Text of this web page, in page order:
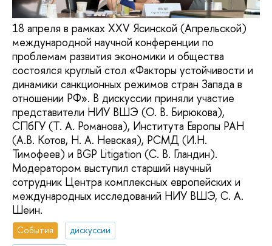
18 апреля в рамках XXV Ясинской (Апрельской)
международной научной конференции по
проблемам развития экономики и общества
состоялся круглый стол «Факторы устойчивости и
динамики санкционных режимов стран Запада в
отношении РФ». В дискуссии приняли участие
представители НИУ ВШЭ (О. В. Бирюкова),
СПбГУ (Т. А. Романова), Института Европы РАН
(А.В. Котов, Н. А. Невская), РСМД (И.Н.
Тимофеев) и BGP Litigation (С. В. Гландин).
Модератором выступил старший научный
сотрудник Центра комплексных европейских и
международных исследований НИУ ВШЭ, С. А.
Шеин.
События
дискуссии